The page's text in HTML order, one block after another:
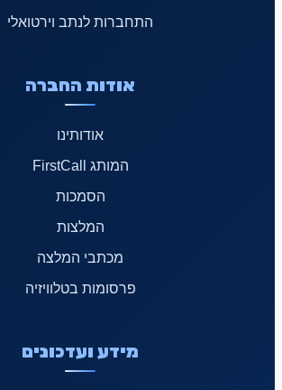
התחברות לנתב וירטואלי
אודות החברה
אודותינו
המותג FirstCall
הסמכות
המלצות
מכתבי המלצה
פרסומות בטלוויזיה
מידע ועדכונים